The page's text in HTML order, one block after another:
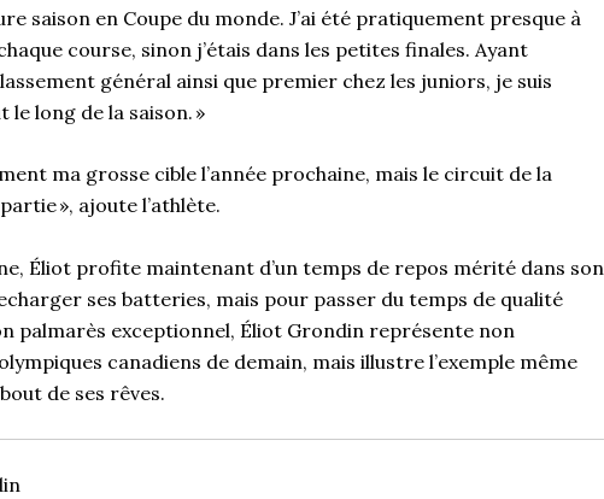
saison en Coupe du monde. J’ai été pratiquement presque à
course, sinon j’étais dans les petites finales. Ayant
général ainsi que premier chez les juniors, je suis
long de la saison. »
ma grosse cible l’année prochaine, mais le circuit de la
», ajoute l’athlète.
Éliot profite maintenant d’un temps de repos mérité dans son
ses batteries, mais pour passer du temps de qualité
palmarès exceptionnel, Éliot Grondin représente non
canadiens de demain, mais illustre l’exemple même
de ses rêves.